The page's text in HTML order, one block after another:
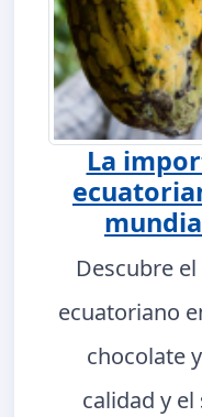
La
Descubre
ecuatoriano
chocolate
calidad y